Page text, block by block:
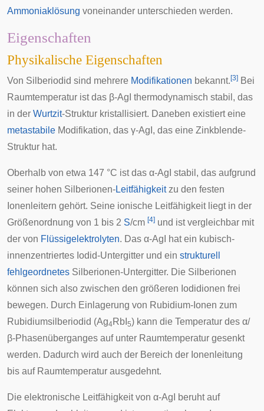
Ammoniaklösung voneinander unterschieden werden.
Eigenschaften
Physikalische Eigenschaften
Von Silberiodid sind mehrere Modifikationen bekannt. [3] Bei
Raumtemperatur ist das β-AgI thermodynamisch stabil, das
in der Wurtzit-Struktur kristallisiert. Daneben existiert eine
metastabile Modifikation, das γ-AgI, das eine Zinkblende-
Struktur hat.
Oberhalb von etwa 147 °C ist das α-AgI stabil, das aufgrund
seiner hohen Silberionen-Leitfähigkeitzu den festen
Ionenleitern gehört. Seine ionische Leitfähigkeit liegt in der
Größenordnung von 1 bis 2 S/cm [4] und ist vergleichbar mit
der von Flüssigelektrolyten. Das α-AgI hat ein kubisch-
innenzentriertes Iodid-Untergitter und ein strukturell
fehlgeordnetes Silberionen-Untergitter. Die Silberionen
können sich also zwischen den größeren Iodidionen frei
bewegen. Durch Einlagerung von Rubidium-Ionen zum
Rubidiumsilberiodid (Ag4RbI 5) kann die Temperatur des α/
β-Phasenüberganges auf unter Raumtemperatur gesenkt
werden. Dadurch wird auch der Bereich der Ionenleitung
bis auf Raumtemperatur ausgedehnt.
Die elektronische Leitfähigkeit von α-AgI beruht auf